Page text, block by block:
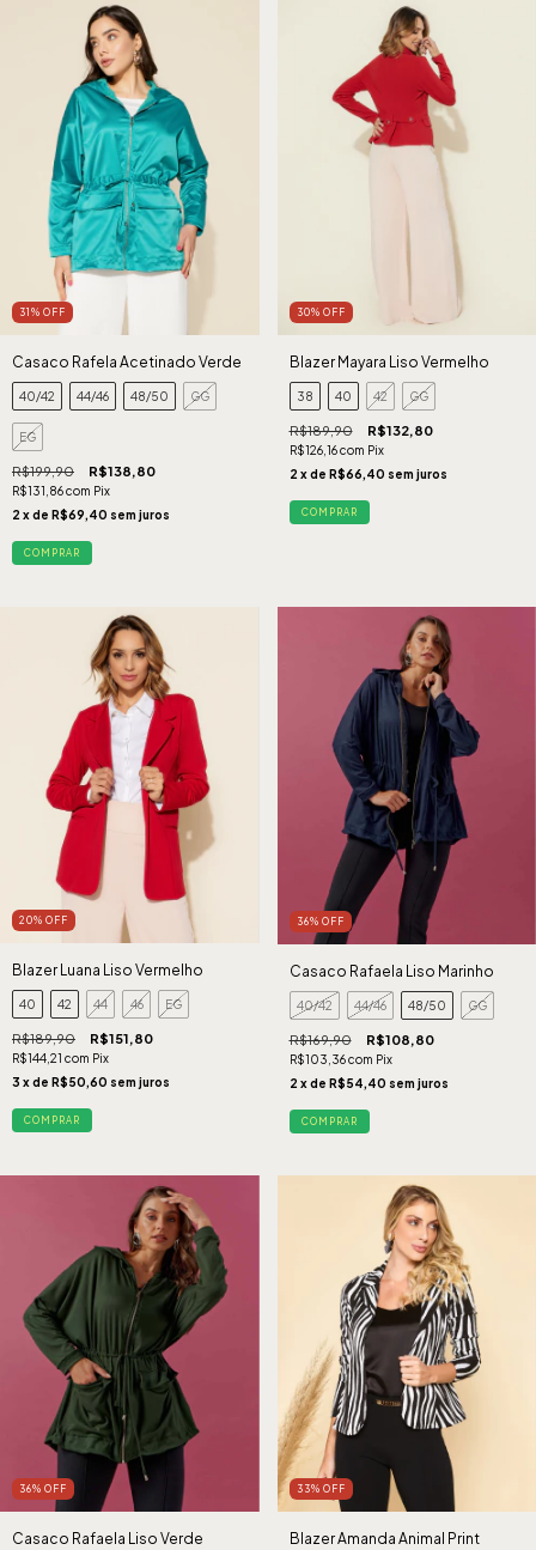
31 % OFF
Casaco Rafela Acetinado Verde
40/42 44/46 48/50 GG
EG
R$199,90 R$138,80
R$131,86com Pix
2 x de R$69,40 sem juros
COMPRAR
30% OFF
Blazer Mayara Liso Vermelho
38 40 42 GG
R$189,90 R$132,80
R$126,16com Pix
2 x de R$66,40 sem juros
COMPRAR
20% OFF
Blazer Luana Liso Vermelho
40 42 44 46 EG
R$189,90 R$151,80
R$144,21 com Pix
3 x de R$50,60 sem juros
COMPRAR
36% OFF
Casaco Rafaela Liso Marinho
40/42 44/46 48/50 GG
R$169,90 R$108,80
R$103,36com Pix
2 x de R$54,40 sem juros
COMPRAR
36% OFF
Casaco Rafaela Liso Verde
33% OFF
Blazer Amanda Animal Print